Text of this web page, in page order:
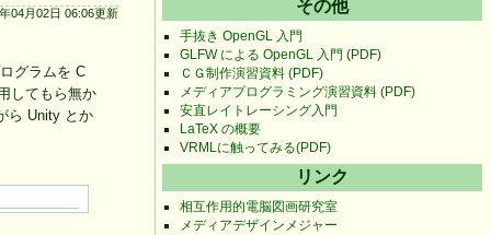
その他
手抜き OpenGL 入門
GLFW による OpenGL 入門 (PDF)
ＣＧ制作演習資料 (PDF)
メディアプログラミング演習資料 (PDF)
安直レイトレーシング入門
LaTeX の概要
VRMLに触ってみる(PDF)
リンク
相互作用的電脳図画研究室
メディアデザインメジャー
04月02日 06:06更新
グラムを C
してもら無か
ら Unity とか